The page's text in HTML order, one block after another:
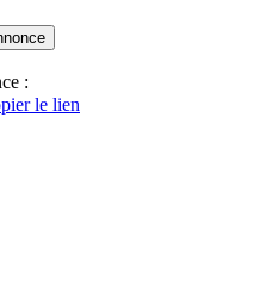
:
le lien